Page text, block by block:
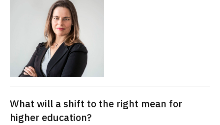
What will a shift to the right mean for
higher education?